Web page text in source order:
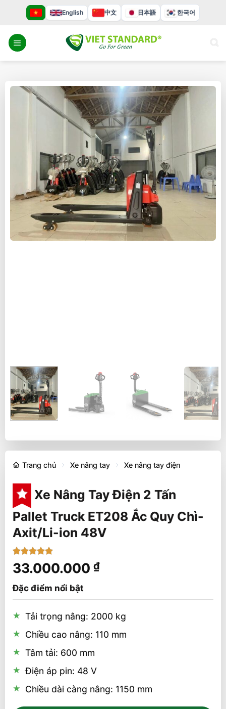
nội
dung
English 中文 日本語 한국어
Trang chủ Xe nâng tay Xe nâng tay điện
Xe Nâng Tay Điện 2 Tấn
Pallet Truck ET208 Ắc Quy Chì-
Axit/Li-ion 48V
5trên 5
dựa trên
1
33.000.000 ₫
Đặc điểm nổi bật
Tải trọng nâng: 2000 kg
Chiều cao nâng: 110 mm
Tâm tải: 600 mm
Điện áp pin: 48 V
Chiều dài càng nâng: 1150 mm